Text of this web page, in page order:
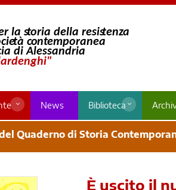
News Biblioteca
Quaderno di Storia
È uscito il